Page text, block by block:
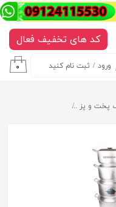
ورود / ثبت نام کنید ۰
کد های تخفیف فعال
پخت و پز